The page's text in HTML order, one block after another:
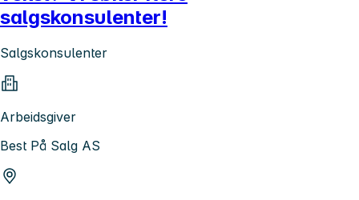
salgskonsulenter!
Salgskonsulenter
Arbeidsgiver
Best På Salg AS